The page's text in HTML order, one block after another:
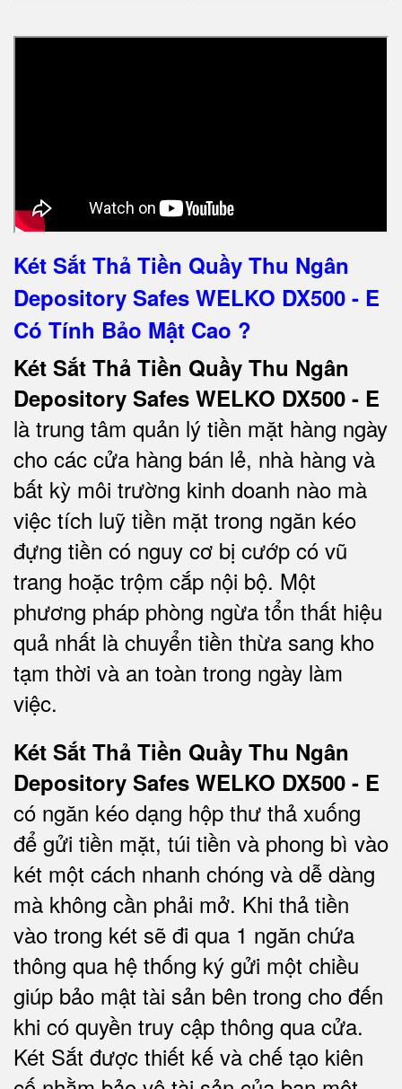
Két Sắt Thả Tiền Quầy Thu Ngân
Depository Safes WELKO DX500 - E
Có Tính Bảo Mật Cao ?
Két Sắt Thả Tiền Quầy Thu Ngân
Depository Safes WELKO DX500 - E
là trung tâm quản lý tiền mặt hàng ngày
cho các cửa hàng bán lẻ, nhà hàng và
bất kỳ môi trường kinh doanh nào mà
việc tích luỹ tiền mặt trong ngăn kéo
đựng tiền có nguy cơ bị cướp có vũ
trang hoặc trộm cắp nội bộ. Một
phương pháp phòng ngừa tổn thất hiệu
quả nhất là chuyển tiền thừa sang kho
tạm thời và an toàn trong ngày làm
việc.
Két Sắt Thả Tiền Quầy Thu Ngân
Depository Safes WELKO DX500 - E
có ngăn kéo dạng hộp thư thả xuống
để gửi tiền mặt, túi tiền và phong bì vào
két một cách nhanh chóng và dễ dàng
mà không cần phải mở. Khi thả tiền
vào trong két sẽ đi qua 1 ngăn chứa
thông qua hệ thống ký gửi một chiều
giúp bảo mật tài sản bên trong cho đến
khi có quyền truy cập thông qua cửa.
Két Sắt được thiết kế và chế tạo kiên